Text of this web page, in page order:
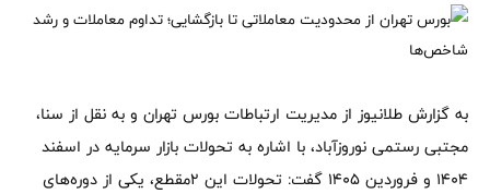
به گزارش طلانیوز از مدیریت ارتباطات بورس تهران و به نقل از سنا،
مجتبی رستمی نوروزآباد، با اشاره به تحولات بازار سرمایه در اسفند
۱۴۰۴ و فروردین ۱۴۰۵ گفت: تحولات این ۲مقطع، یکی از دوره‌های